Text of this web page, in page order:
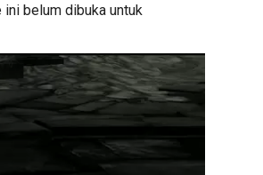
belum dibuka untuk